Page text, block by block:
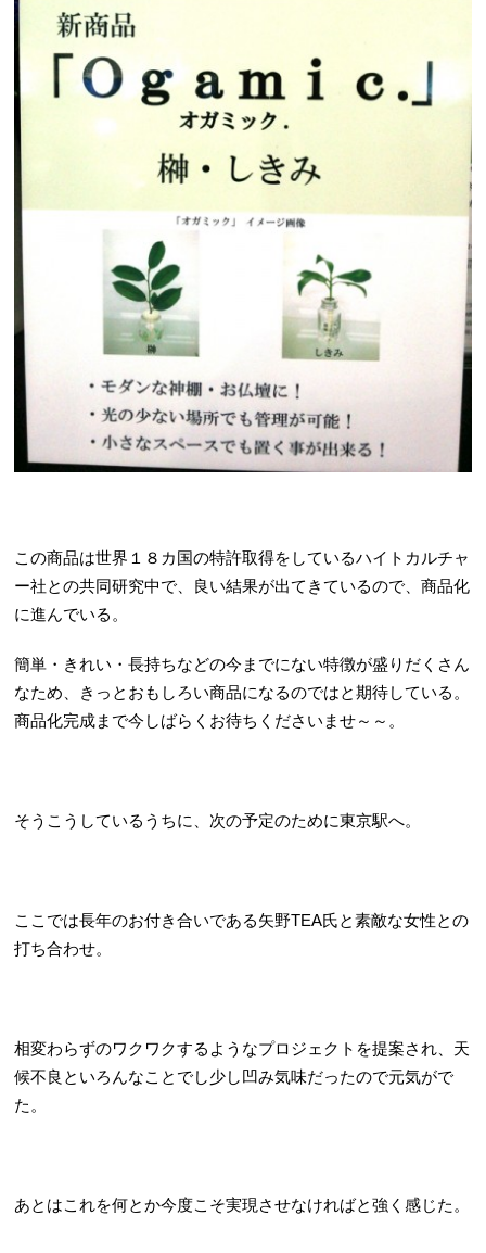
この商品は世界１８カ国の特許取得をしているハイトカルチャ
ー社との共同研究中で、良い結果が出てきているので、商品化
に進んでいる。
簡単・きれい・長持ちなどの今までにない特徴が盛りだくさん
なため、きっとおもしろい商品になるのではと期待している。
商品化完成まで今しばらくお待ちくださいませ～～。
そうこうしているうちに、次の予定のために東京駅へ。
ここでは長年のお付き合いである矢野TEA氏と素敵な女性との
打ち合わせ。
相変わらずのワクワクするようなプロジェクトを提案され、天
候不良といろんなことでし少し凹み気味だったので元気がで
た。
あとはこれを何とか今度こそ実現させなければと強く感じた。